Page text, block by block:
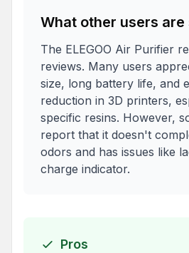
What other users are
The ELEGOO Air Purifier
reviews. Many users
size, long battery life, and
reduction in 3D printers,
specific resins. However,
report that it doesn't
odors and has issues like
charge indicator.
Pros